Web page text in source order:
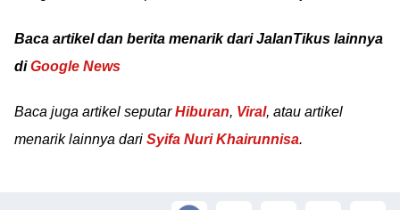
Baca artikel dan berita menarik dari JalanTikus lainnya
diGoogle News
Baca juga artikel seputarHiburan, Viral, atau artikel
menarik lainnya dari Syifa Nuri Khairunnisa.